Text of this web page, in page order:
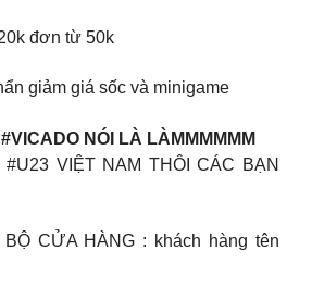
đơn từ 50k
giảm giá sốc và minigame
NÓI LÀ LÀMMMMMM
VIỆT NAM THÔI CÁC BẠN
CỬA HÀNG : khách hàng tên